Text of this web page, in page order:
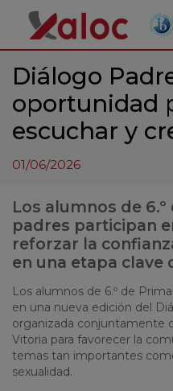
Diálogo
oportunidad
escuchar y
01/06/2026
Los alumnos de
padres participan
reforzar la
en una etapa clave
Los alumnos de 6.º de
en una nueva edición del
organizada conjuntamente
Vitoria para favorecer la
temas tan importantes
sexualidad.